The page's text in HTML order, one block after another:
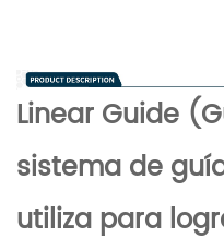
Linear Guide
sistema de
utiliza para